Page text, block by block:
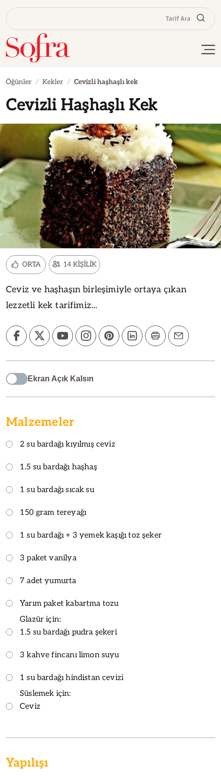
Tarif Ara
Öğünler Kekler Cevizli haşhaşlı kek
Cevizli Haşhaşlı Kek
ORTA 14 KİŞİLİK
Ceviz ve haşhaşın birleşimiyle ortaya çıkan
lezzetli kek tarifimiz...
Ekran Açık Kalsın
Malzemeler
2 su bardağı kıyılmış ceviz
1.5 su bardağı haşhaş
1 su bardağı sıcak su
150 gram tereyağı
1 su bardağı + 3 yemek kaşığı toz şeker
3 paket vanilya
7 adet yumurta
Yarım paket kabartma tozu
Glazür için:
1.5 su bardağı pudra şekeri
3 kahve fincanı limon suyu
1 su bardağı hindistan cevizi
Süslemek için:
Ceviz
Yapılışı